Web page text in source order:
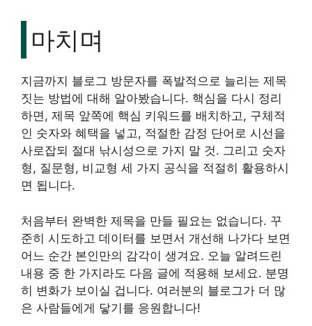
마치며
지금까지 블로그 방문자를 폭발적으로 늘리는 제목
짓는 방법에 대해 알아봤습니다. 핵심을 다시 정리
하면, 제목 앞쪽에 핵심 키워드를 배치하고, 구체적
인 숫자와 혜택을 넣고, 적절한 감정 단어로 시선을
사로잡되 절대 낚시성으로 가지 말 것. 그리고 숫자
형, 질문형, 비교형 세 가지 공식을 적절히 활용하시
면 됩니다.
처음부터 완벽한 제목을 만들 필요는 없습니다. 꾸
준히 시도하고 데이터를 보면서 개선해 나가다 보면
어느 순간 본인만의 감각이 생겨요. 오늘 알려드린
내용 중 한 가지라도 다음 글에 적용해 보세요. 분명
히 변화가 보이실 겁니다. 여러분의 블로그가 더 많
은 사람들에게 닿기를 응원합니다!